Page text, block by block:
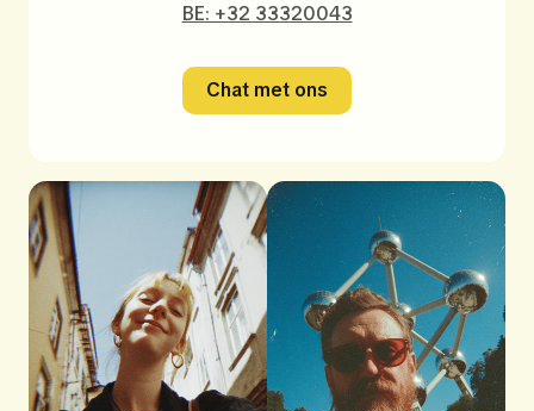
BE: +32 33320043
Chat met ons